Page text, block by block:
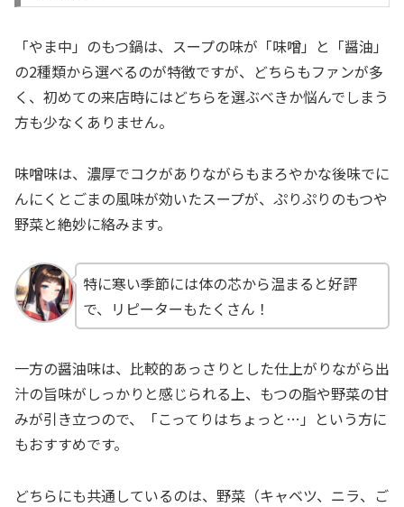
「やま中」のもつ鍋は、スープの味が「味噌」と「醤油」
の2種類から選べるのが特徴ですが、どちらもファンが多
く、初めての来店時にはどちらを選ぶべきか悩んでしまう
方も少なくありません。
味噌味は、濃厚でコクがありながらもまろやかな後味でに
んにくとごまの風味が効いたスープが、ぷりぷりのもつや
野菜と絶妙に絡みます。
特に寒い季節には体の芯から温まると好評
で、リピーターもたくさん！
一方の醤油味は、比較的あっさりとした仕上がりながら出
汁の旨味がしっかりと感じられる上、もつの脂や野菜の甘
みが引き立つので、「こってりはちょっと…」という方に
もおすすめです。
どちらにも共通しているのは、野菜（キャベツ、ニラ、ご